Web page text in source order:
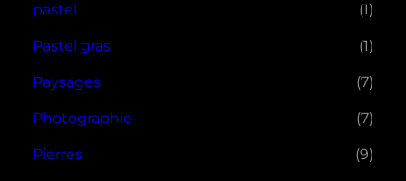
pastel (1)
Pastel gras (1)
Paysages (7)
Photographie (7)
Pierres (9)